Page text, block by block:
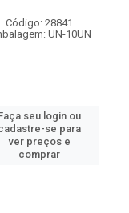
Código: 28841
UN-10UN
seu login ou
se para
ver preços e
comprar